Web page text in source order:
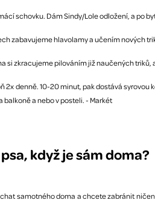
schovku. Dám Sindy/Lole odložení, a po
zabavujeme hlavolamy a učením nových
si zkracujeme pilováním již naučených triků,
2x denně. 10-20 minut, pak dostává syrovou
balkoně a nebo v posteli. - Markét
když je sám doma?
samotného doma a chcete zabránit